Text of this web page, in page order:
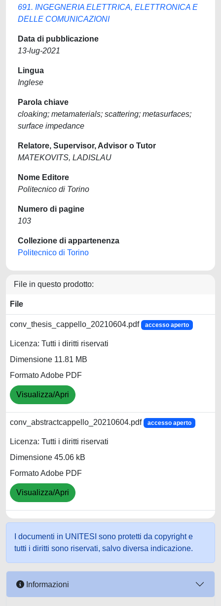
691. INGEGNERIA ELETTRICA, ELETTRONICA E
DELLE COMUNICAZIONI
Data di pubblicazione
13-lug-2021
Lingua
Inglese
Parola chiave
cloaking; metamaterials; scattering; metasurfaces;
surface impedance
Relatore, Supervisor, Advisor o Tutor
MATEKOVITS, LADISLAU
Nome Editore
Politecnico di Torino
Numero di pagine
103
Collezione di appartenenza
Politecnico di Torino
File in questo prodotto:
File
conv_thesis_cappello_20210604.pdf accesso aperto
Licenza: Tutti i diritti riservati
Dimensione 11.81 MB
Formato Adobe PDF
Visualizza/Apri
conv_abstractcappello_20210604.pdf accesso aperto
Licenza: Tutti i diritti riservati
Dimensione 45.06 kB
Formato Adobe PDF
Visualizza/Apri
I documenti in UNITESI sono protetti da copyright e
tutti i diritti sono riservati, salvo diversa indicazione.
Informazioni